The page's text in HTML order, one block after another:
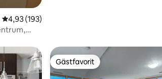
4,93 av 5 i genomsnittligt betyg, 193 omdömen
4,93 (193)
Gästfavorit
Gästfavorit